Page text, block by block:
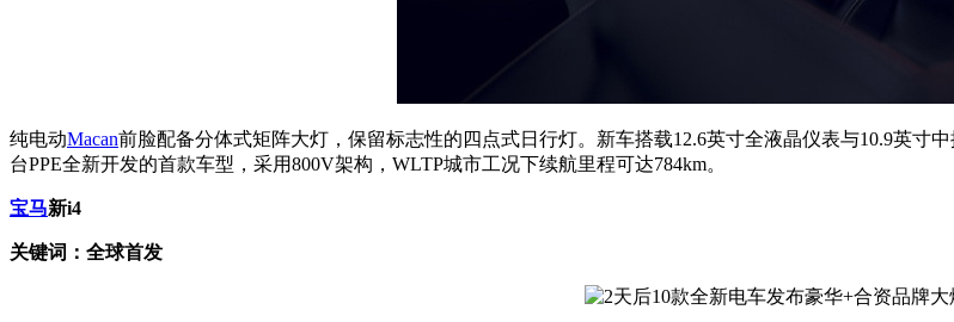
纯电动Macan前脸配备分体式矩阵大灯，保留标志性的四点式日行灯。新车搭载12.6英寸全液晶仪表与10.9英寸
台PPE全新开发的首款车型，采用800V架构，WLTP城市工况下续航里程可达784km。
宝马新i4
关键词：全球首发